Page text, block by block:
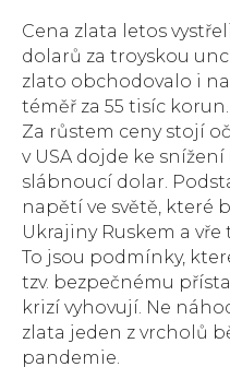
Cena zlata letos
dolarů za troyskou
zlato obchodovalo i
téměř za 55 tisíc
Za růstem ceny stojí
v USA dojde ke
slábnoucí dolar.
napětí ve světě, které
Ukrajiny Ruskem a
To jsou podmínky,
tzv. bezpečnému
krizí vyhovují. Ne
zlata jeden z vrcholů
pandemie.